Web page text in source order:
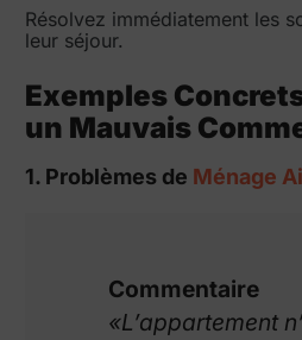
Résolvez immédiatement les
leur séjour.
Exemples
un Mauvais
1. Problèmes de Ménage
Commentaire
«L’appartement